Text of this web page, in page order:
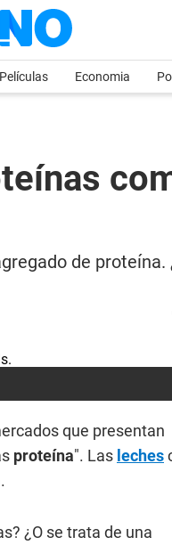
Economia
de
que presentan
proteína". Las leches
¿O se trata de una